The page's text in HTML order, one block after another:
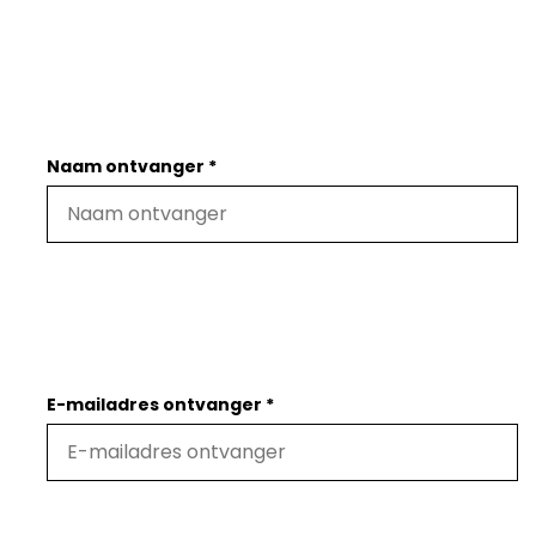
Naam ontvanger *
E-mailadres ontvanger *